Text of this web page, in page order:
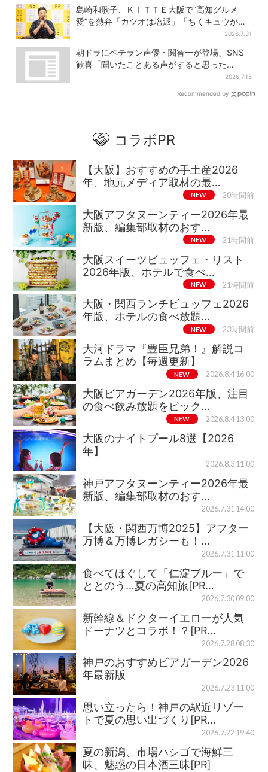
島崎和歌子、ＫＩＴＴＥ大阪で“高知グルメ
愛”を熱弁「カツオは塩派」「ちくキュウがお
2026.7.31
朝ドラにベテラン声優・関智一が登場、SNS
歓喜「聞いたことある声がすると思った
2026.7.15
Recommended by
コラボPR
【大阪】おすすめの手土産2026
年、地元メディア取材の最…
NEW 20時間前
大阪アフタヌーンティー2026年最
新版、編集部取材のおす…
NEW 21時間前
大阪スイーツビュッフェ・リスト
2026年版、ホテルで食べ…
NEW 21時間前
大阪・関西ランチビュッフェ2026
年版、ホテルの食べ放題…
NEW 23時間前
大河ドラマ『豊臣兄弟！』解説コ
ラムまとめ【毎週更新】
NEW 2026.8.4 16:00
大阪ビアガーデン2026年版、注目
の食べ飲み放題をピック…
NEW 2026.8.4 13:00
大阪のナイトプール8選【2026
年】
2026.8.3 11:00
神戸アフタヌーンティー2026年最
新版、編集部取材のおす…
2026.7.31 14:00
【大阪・関西万博2025】アフター
万博＆万博レガシーも！…
2026.7.31 11:00
食べてほぐして「仁淀ブルー」で
ととのう…夏の高知旅[PR…
2026.7.30 09:00
新幹線＆ドクターイエローが人気
ドーナツとコラボ！？[PR…
2026.7.28 08:30
神戸のおすすめビアガーデン2026
年最新版
2026.7.23 11:00
思い立ったら！神戸の駅近リゾー
トで夏の思い出づくり[PR…
2026.7.22 19:40
夏の新潟、市場ハシゴで海鮮三
昧、魅惑の日本酒三昧[PR]